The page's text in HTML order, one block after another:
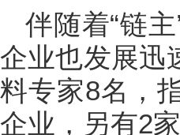
伴随着“链
企业也发展迅
料专家8名，
企业，另有2